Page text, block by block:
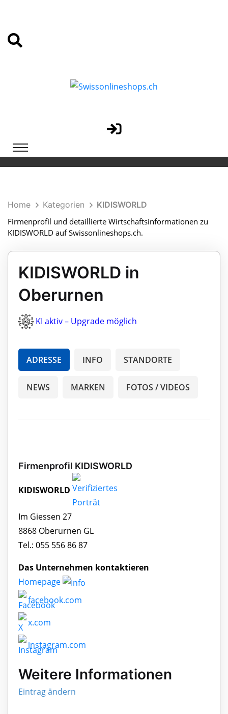
Home Kategorien
KIDISWORLD
Firmenprofil und detaillierte Wirtschaftsinformationen zu
KIDISWORLD auf Swissonlineshops.ch.
KIDISWORLD in
Oberurnen
KI aktiv – Upgrade möglich
ADRESSE INFO STANDORTE
NEWS MARKEN FOTOS / VIDEOS
Firmenprofil KIDISWORLD
KIDISWORLD
Im Giessen 27
8868 Oberurnen GL
Tel.: 055 556 86 87
Das Unternehmen kontaktieren
Homepage
facebook.com
x.com
instagram.com
Weitere Informationen
Eintrag ändern